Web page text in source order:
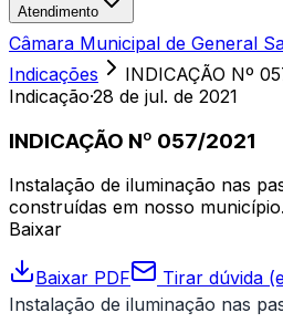
Atendimento
Câmara Municipal de General
Indicações
INDICAÇÃO Nº
Indicação·28 de jul. de 2021
INDICAÇÃO Nº 057/2021
Instalação de iluminação nas
construídas em nosso
Baixar
Baixar PDF
Tirar dúvida
Instalação de iluminação nas